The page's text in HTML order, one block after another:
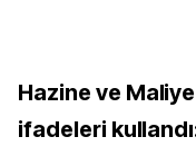
Hazine ve
ifadeleri